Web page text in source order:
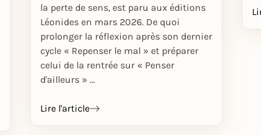
la perte de sens, est paru aux éditions
Léonides en mars 2026. De quoi
prolonger la réflexion après son dernier
cycle « Repenser le mal » et préparer
celui de la rentrée sur « Penser
d'ailleurs » ...
Lire l'article